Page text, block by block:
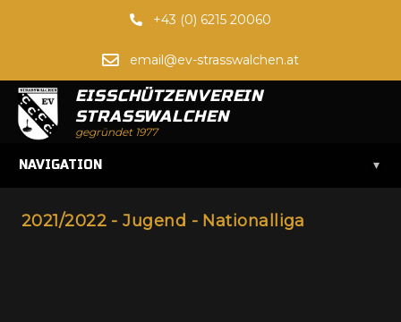
+43 (0) 6215 20060
email@ev-strasswalchen.at
EISSCHÜTZENVEREIN
STRASSWALCHEN
gegründet 1977
NAVIGATION ▾
2021/2022 - Jugend - Nationalliga